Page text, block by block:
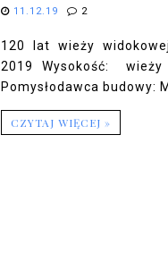
11.12.19 2
120 lat wieży
2019 Wysokość:
Pomysłodawca budowy:
CZYTAJ WIĘCEJ »